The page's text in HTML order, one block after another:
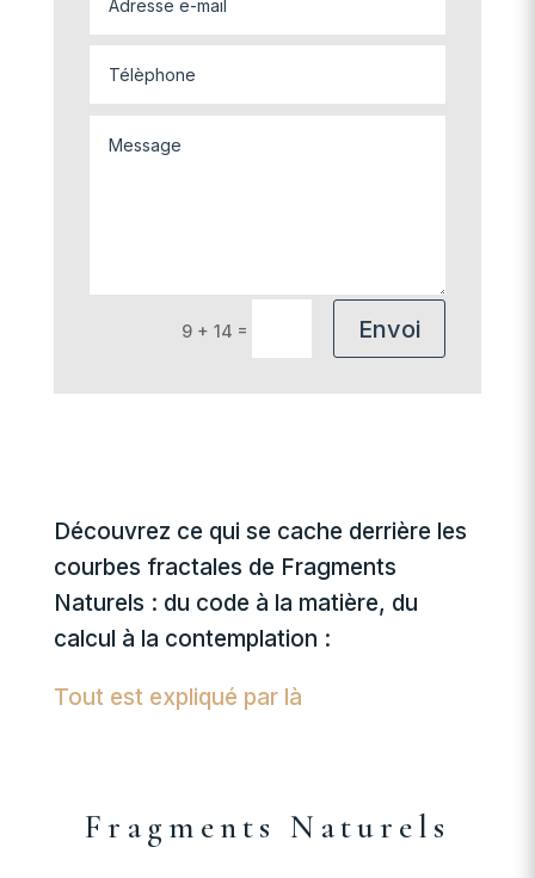
9 + 14 = Envoi
Découvrez ce qui se cache derrière les
courbes fractales de Fragments
Naturels : du code à la matière, du
calcul à la contemplation :
Tout est expliqué par là
Fragments Naturels